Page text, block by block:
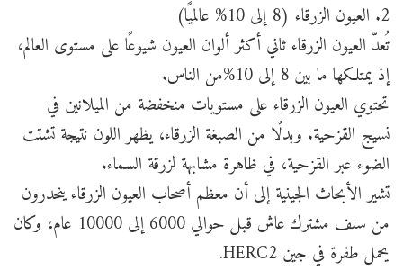
2. العيون الزرقاء (8 إلى 10% عالميًا)
تُعدّ العيون الزرقاء ثاني أكثر ألوان العيون شيوعًا على مستوى العالم،
إذ يمتلكها ما بين 8 إلى 10%من الناس.
تحتوي العيون الزرقاء على مستويات منخفضة من الميلانين في
نسيج القزحية. وبدلًا من الصبغة الزرقاء، يظهر اللون نتيجة تشتت
الضوء عبر القزحية، في ظاهرة مشابهة لزرقة السماء.
تشير الأبحاث الجينية إلى أن معظم أصحاب العيون الزرقاء ينحدرون
من سلف مشترك عاش قبل حوالي 6000 إلى 10000 عام، وكان
يحمل طفرة في جين HERC2.